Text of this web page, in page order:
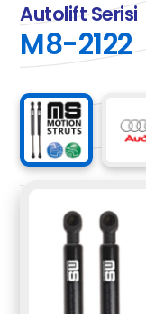
Autolift Serisi
M8-2122